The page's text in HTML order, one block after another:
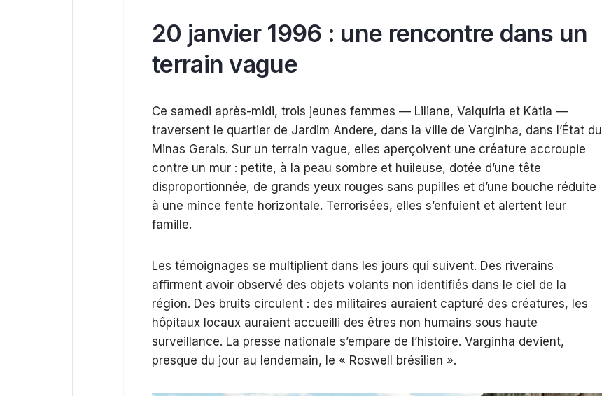
20 janvier 1996 : une rencontre dans un
terrain vague
Ce samedi après-midi, trois jeunes femmes — Liliane, Valquíria et Kátia —
traversent le quartier de Jardim Andere, dans la ville de Varginha, dans l’État du
Minas Gerais. Sur un terrain vague, elles aperçoivent une créature accroupie
contre un mur : petite, à la peau sombre et huileuse, dotée d’une tête
disproportionnée, de grands yeux rouges sans pupilles et d’une bouche réduite
à une mince fente horizontale. Terrorisées, elles s’enfuient et alertent leur
famille.
Les témoignages se multiplient dans les jours qui suivent. Des riverains
affirment avoir observé des objets volants non identifiés dans le ciel de la
région. Des bruits circulent : des militaires auraient capturé des créatures, les
hôpitaux locaux auraient accueilli des êtres non humains sous haute
surveillance. La presse nationale s’empare de l’histoire. Varginha devient,
presque du jour au lendemain, le « Roswell brésilien ».